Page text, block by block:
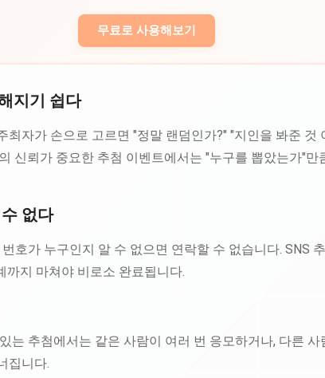
무료로 사용해보기
지기 쉽다
최자가 손으로 고르면 "정말 랜덤인가?" "지인을 봐준 것
신뢰가 중요한 추첨 이벤트에서는 "누구를 뽑았는가"만
없다
호가 누구인지 알 수 없으면 연락할 수 없습니다. SNS
까지 마쳐야 비로소 완료됩니다.
는 추첨에서는 같은 사람이 여러 번 응모하거나, 다른
집니다.